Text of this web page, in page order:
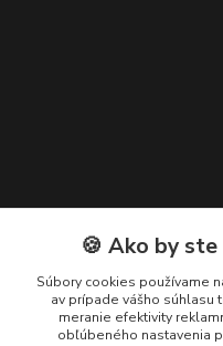
Zákaznícka podpora EuroNáradie
+421 911 629 846
(Po-Pia, 8-16 hod.)
🍪 Ako by
Súbory cookies používame
av prípade vášho súhlasu
meranie efektivity
obľúbeného nastavenia